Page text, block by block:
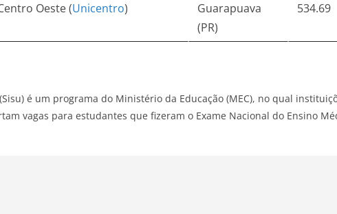
Oeste (Unicentro)
Guarapuava
(PR)
534.69
é um programa do Ministério da Educação (MEC), no qual
vagas para estudantes que fizeram o Exame Nacional do Ensino